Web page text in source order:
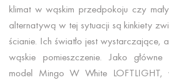
klimat w wąskim przedpokoju czy
alternatywą w tej sytuacji są kinkiety
ścianie. Ich światło jest wystarczające,
wąskie pomieszczenie. Jako
model Mingo W White LOFTLIGHT,